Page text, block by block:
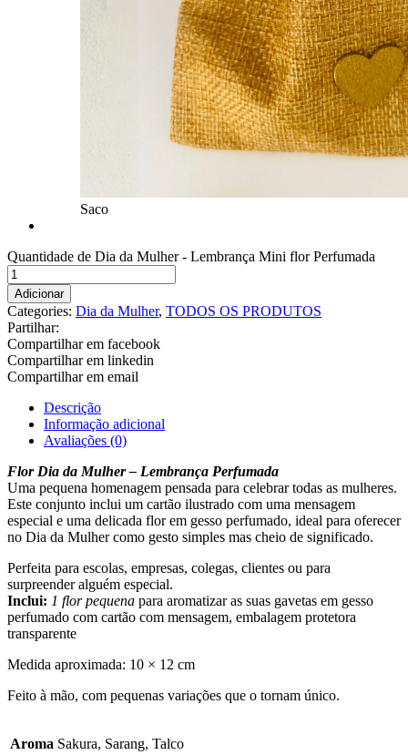
Saco
Quantidade de Dia da Mulher - Lembrança Mini flor Perfumada
Adicionar
Categories: Dia da Mulher, TODOS OS PRODUTOS
Partilhar:
Compartilhar em facebook
Compartilhar em linkedin
Compartilhar em email
Descrição
Informação adicional
Avaliações (0)
Flor Dia da Mulher – Lembrança Perfumada
Uma pequena homenagem pensada para celebrar todas as mulheres.
Este conjunto inclui um cartão ilustrado com uma mensagem
especial e uma delicada flor em gesso perfumado, ideal para oferecer
no Dia da Mulher como gesto simples mas cheio de significado.
Perfeita para escolas, empresas, colegas, clientes ou para
surpreender alguém especial.
Inclui: 1 flor pequena para aromatizar as suas gavetas em gesso
perfumado com cartão com mensagem, embalagem protetora
transparente
Medida aproximada: 10 × 12 cm
Feito à mão, com pequenas variações que o tornam único.
Aroma Sakura, Sarang, Talco